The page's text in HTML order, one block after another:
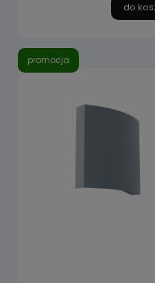
do
promocja